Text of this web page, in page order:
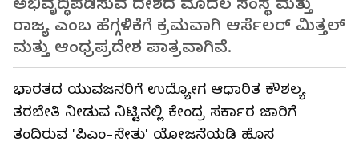
ಅಭಿವೃದ್ಧಿಪಡಿಸುವ ದೇಶದ ಮೊದಲ ಸಂಸ್ಥೆ ಮತ್ತು
ರಾಜ್ಯ ಎಂಬ ಹೆಗ್ಗಳಿಕೆಗೆ ಕ್ರಮವಾಗಿ ಆರ್ಸೆಲರ್ ಮಿತ್ತಲ್
ಮತ್ತು ಆಂಧ್ರಪ್ರದೇಶ ಪಾತ್ರವಾಗಿವೆ.
ಭಾರತದ ಯುವಜನರಿಗೆ ಉದ್ಯೋಗ ಆಧಾರಿತ ಕೌಶಲ್ಯ
ತರಬೇತಿ ನೀಡುವ ನಿಟ್ಟಿನಲ್ಲಿ ಕೇಂದ್ರ ಸರ್ಕಾರ ಜಾರಿಗೆ
ತಂದಿರುವ 'ಪಿಎಂ-ಸೇತು' ಯೋಜನೆಯಡಿ ಹೊಸ